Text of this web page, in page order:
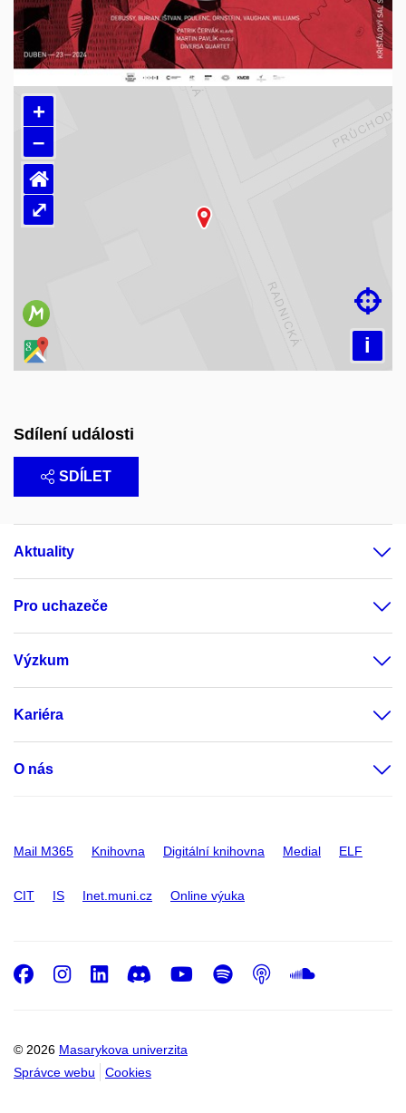
+
–
i

⌂
⤢
Sdílení události
SDÍLET
Aktuality
Pro uchazeče
Výzkum
Kariéra
O nás
Mail M365 Knihovna Digitální knihovna Medial ELF
CIT IS Inet.muni.cz Online výuka
© 2026 Masarykova univerzita
Správce webu
Cookies
Facebook
Instagram
LinkedIn
DiscordYoutube
Spotify
Podcast